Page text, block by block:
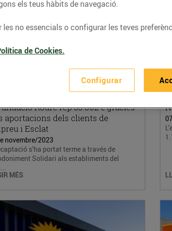
Roure rep 35.002 € gràcies
aportacions dels clients de
i Esclat
novembre/2023
s’ha portat terme a través de
Solidari als establiments del
MÉS
els teus hàbits de navegació.
no essencials o configurar les teves
de Cookies.
Configurar